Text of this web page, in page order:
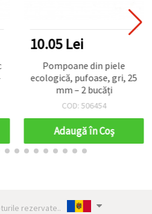
10.05 Lei
Pompoane din piele
ecologică, pufoase, gri, 25
mm – 2 bucăți
COD: 506454
Adaugă în Coş
rezervate..